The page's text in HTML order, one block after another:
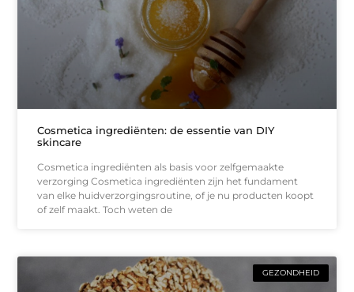
Cosmetica ingrediënten: de essentie van DIY
skincare
Cosmetica ingrediënten als basis voor zelfgemaakte
verzorging Cosmetica ingrediënten zijn het fundament
van elke huidverzorgingsroutine, of je nu producten koopt
of zelf maakt. Toch weten de
GEZONDHEID